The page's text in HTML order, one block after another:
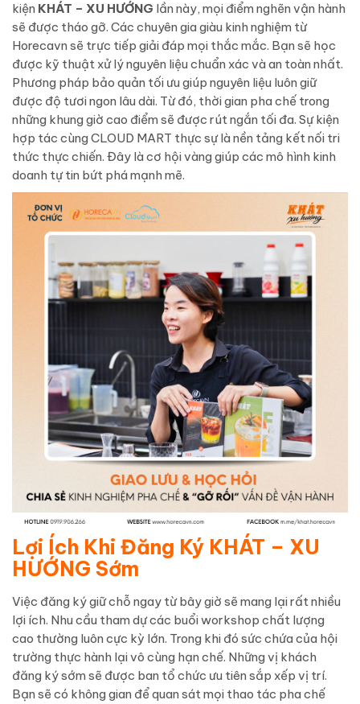
kiện KHÁT – XU HƯỚNG lần này, mọi điểm nghẽn vận hành
sẽ được tháo gỡ. Các chuyên gia giàu kinh nghiệm từ
Horecavn sẽ trực tiếp giải đáp mọi thắc mắc. Bạn sẽ học
được kỹ thuật xử lý nguyên liệu chuẩn xác và an toàn nhất.
Phương pháp bảo quản tối ưu giúp nguyên liệu luôn giữ
được độ tươi ngon lâu dài. Từ đó, thời gian pha chế trong
những khung giờ cao điểm sẽ được rút ngắn tối đa. Sự kiện
hợp tác cùng CLOUD MART thực sự là nền tảng kết nối tri
thức thực chiến. Đây là cơ hội vàng giúp các mô hình kinh
doanh tự tin bứt phá mạnh mẽ.
Lợi Ích Khi Đăng Ký KHÁT – XU
HƯỚNG Sớm
Việc đăng ký giữ chỗ ngay từ bây giờ sẽ mang lại rất nhiều
lợi ích. Nhu cầu tham dự các buổi workshop chất lượng
cao thường luôn cực kỳ lớn. Trong khi đó sức chứa của hội
trường thực hành lại vô cùng hạn chế. Những vị khách
đăng ký sớm sẽ được ban tổ chức ưu tiên sắp xếp vị trí.
Bạn sẽ có không gian để quan sát mọi thao tác pha chế